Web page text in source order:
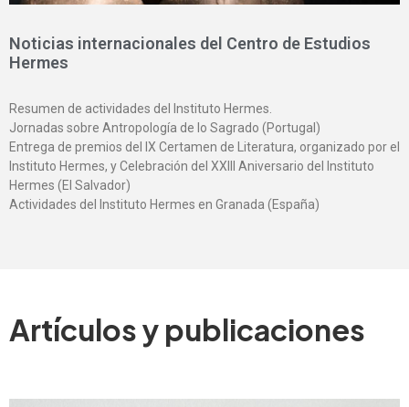
Noticias internacionales del Centro de Estudios
Hermes
Resumen de actividades del Instituto Hermes.
Jornadas sobre Antropología de lo Sagrado (Portugal)
Entrega de premios del IX Certamen de Literatura, organizado por el
Instituto Hermes, y Celebración del XXIII Aniversario del Instituto
Hermes (El Salvador)
Actividades del Instituto Hermes en Granada (España)
Artículos y publicaciones